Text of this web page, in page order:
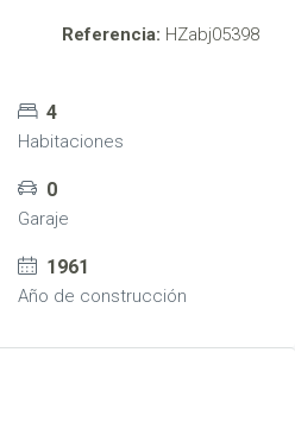
Referencia: HZabj05398
4
Habitaciones
0
Garaje
1961
Año de construcción